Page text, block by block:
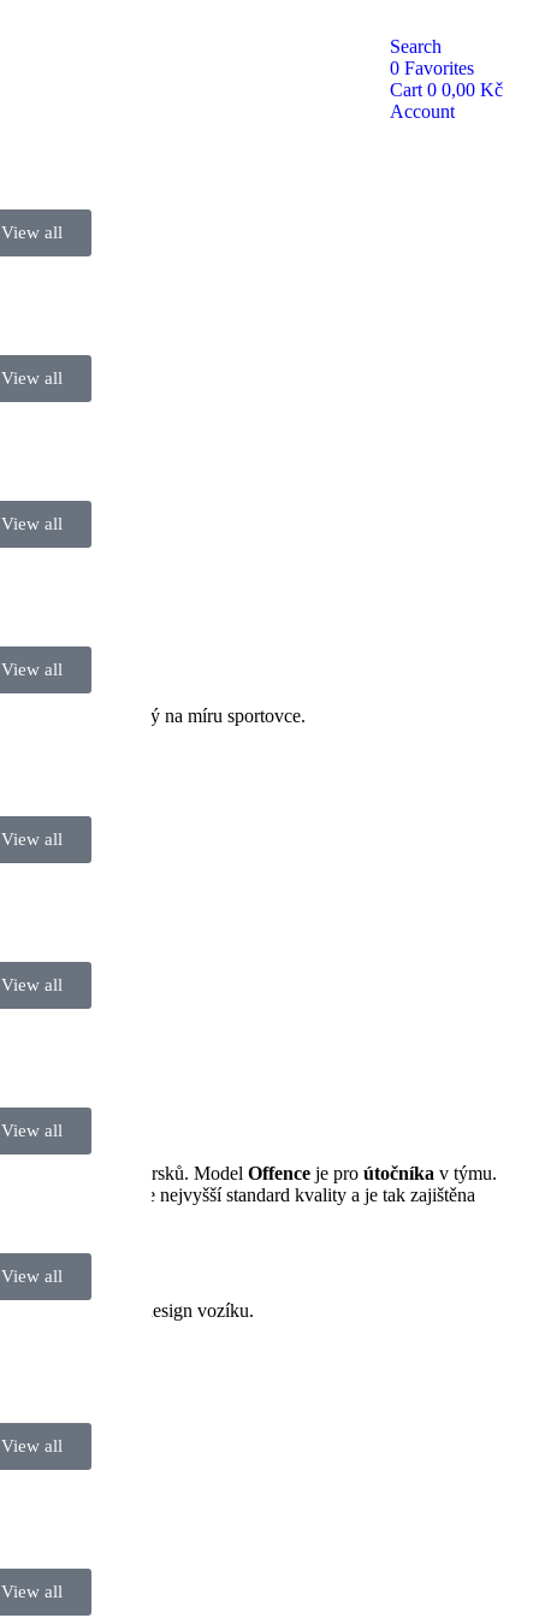
View all
View all
View all
View all
View all
View all
View all
View all
View all
View all
Search
0 Favorites
Cart 0 0,00 Kč
Account
Vozík je vyráběný na míru sportovce.
paprsků. Model Offence je pro útočníka v týmu.
Go Try splňuje nejvyšší standard kvality a je tak zajištěna
pro moderní design vozíku.